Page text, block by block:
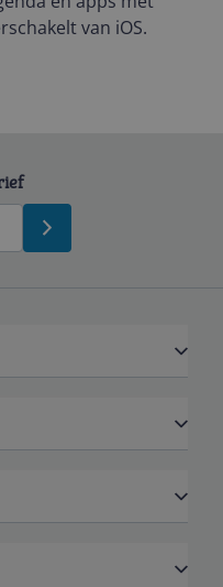
van iOS.